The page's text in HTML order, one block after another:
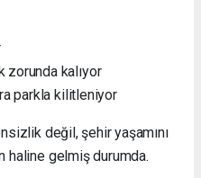
zorunda kalıyor
parkla kilitleniyor
değil, şehir yaşamını
haline gelmiş durumda.